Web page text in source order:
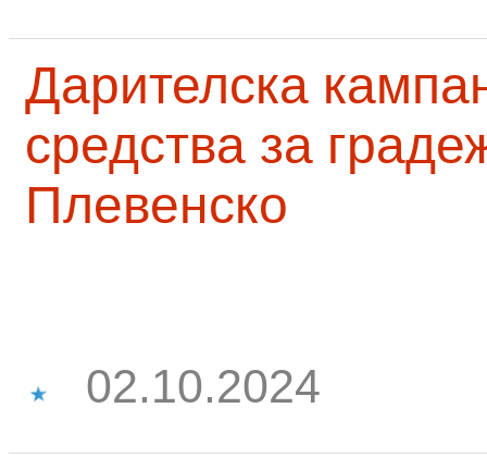
Дарителска
средства за
Плевенско
02.10.2024